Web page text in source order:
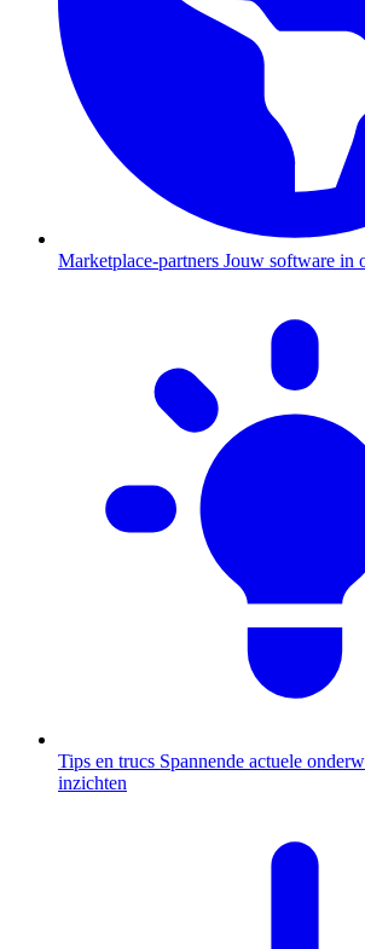
Marketplace-partners Jouw software in
Tips en trucs Spannende actuele
inzichten